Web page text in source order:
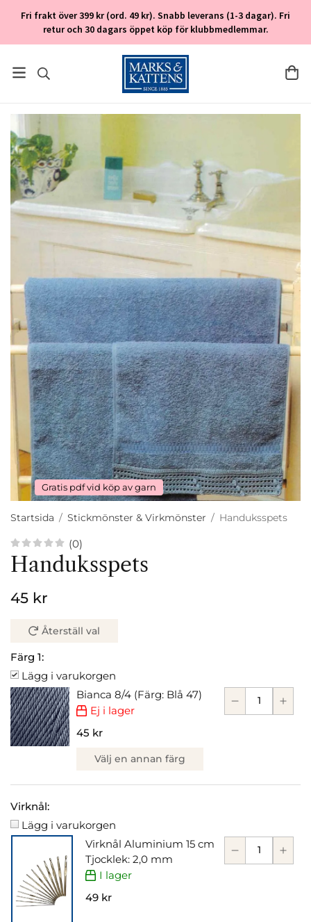
Fri frakt över 399 kr (ord. 49 kr). Snabb leverans (1-3 dagar). Fri
retur och 30 dagars öppet köp för klubbmedlemmar.
Gratis pdf vid köp av garn
Startsida / Stickmönster & Virkmönster / Handuksspets
(0)
Handuksspets
45 kr
Återställ val
Färg 1:
Lägg i varukorgen
Bianca 8/4 (Färg: Blå 47)
Ej i lager
45 kr
Välj en annan färg
Virknål:
Lägg i varukorgen
Virknål Aluminium 15 cm
Tjocklek: 2,0 mm
I lager
49 kr